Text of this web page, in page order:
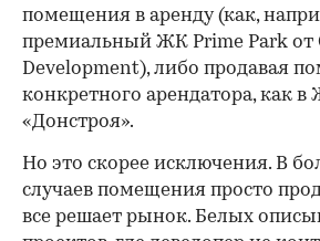
помещения в аренду (как,
премиальный ЖК Prime Park от
Development), либо продавая
конкретного арендатора, как в
«Донстроя».
Но это скорее исключения. В
случаев помещения просто
все решает рынок. Белых